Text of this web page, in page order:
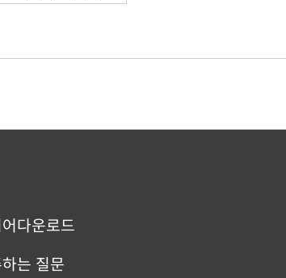
다운로드
는 질문